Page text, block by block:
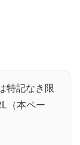
特記なき限
（本ペー